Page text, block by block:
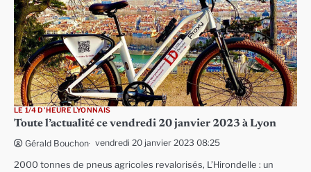
LE 1/4 D'HEURE LYONNAIS
Toute l’actualité ce vendredi 20 janvier 2023 à Lyon
Gérald Bouchon vendredi 20 janvier 2023 08:25
2000 tonnes de pneus agricoles revalorisés, L’Hirondelle : un